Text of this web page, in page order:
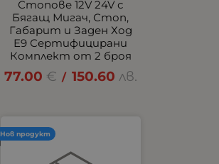
Стопове 12V 24V с
Бягащ Мигач, Стоп,
Габарит и Заден Ход
E9 Сертифицирани
Комплект от 2 броя
77.00 € / 150.60 лв.
Нов продукт